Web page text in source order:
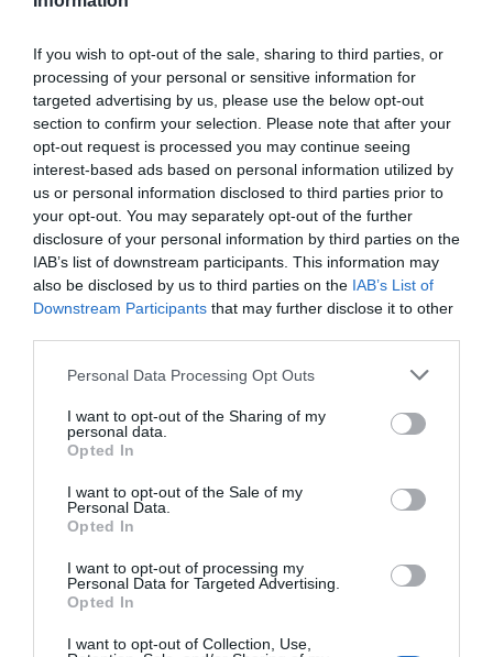
If you wish to opt-out of the sale, sharing to third parties, or
processing of your personal or sensitive information for
targeted advertising by us, please use the below opt-out
section to confirm your selection. Please note that after your
opt-out request is processed you may continue seeing
interest-based ads based on personal information utilized by
us or personal information disclosed to third parties prior to
your opt-out. You may separately opt-out of the further
disclosure of your personal information by third parties on the
IAB’s list of downstream participants. This information may
also be disclosed by us to third parties on the IAB’s List of
Downstream Participants that may further disclose it to other
Personal Data Processing Opt Outs
I want to opt-out of the Sharing of my
personal data.
Opted In
I want to opt-out of the Sale of my
Personal Data.
Opted In
I want to opt-out of processing my
Personal Data for Targeted Advertising.
Opted In
I want to opt-out of Collection, Use,
σκληρό πρωταθλητισμό σε τρεις διοργανώσεις.
Όταν απαντηθούν αυτές οι ερωτήσεις, μόνο τότε μπορεί
να γίνει προγραμματισμός για την επόμενη ημέρα.
Καλοκαίρι αποφάσεων
Φυσικά και δεν ήρθε το τέλος του κόσμου. Ο Δικέφαλος
έχει σταθερή διοικητική και προπονητική δομή,
παγιωμένη ποδοσφαιρική φιλοσοφία και έναν κορμό από
Σάντσες, Μπάμπα, Κεντζιόρα, Μεϊτέ, Πέλκας) και
ελπιδοφόρους μικρούς (Χατσίδης, Μύθου) γύρω από
τους οποίους μπορεί να στήσει την επόμενη ημέρα.
Ωστόσο, θα πρέπει να πάρει πολλές και σημαντικές
αποφάσεις. Από τους τέσσερις δανεικούς (Γιακουμάκης,
φαίνεται ότι έχει σοβαρές και ρεαλιστικές πιθανότητες
να μονιμοποιηθεί.